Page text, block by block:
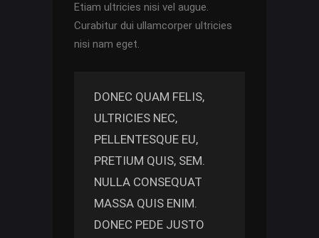
Etiam ultricies nisi vel augue.
Curabitur dui ullamcorper ultricies
nisi nam eget.
DONEC QUAM FELIS,
ULTRICIES NEC,
PELLENTESQUE EU,
PRETIUM QUIS, SEM.
NULLA CONSEQUAT
MASSA QUIS ENIM.
DONEC PEDE JUSTO